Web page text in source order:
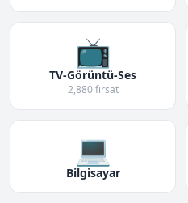
📺
TV-Görüntü-Ses
2,880 fırsat
💻
Bilgisayar